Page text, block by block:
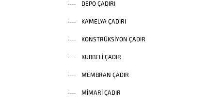
DEPO ÇADIRI
KAMELYA ÇADIRI
KONSTRÜKSIYON ÇADIR
KUBBELI ÇADIR
MEMBRAN ÇADIR
MIMARI ÇADIR